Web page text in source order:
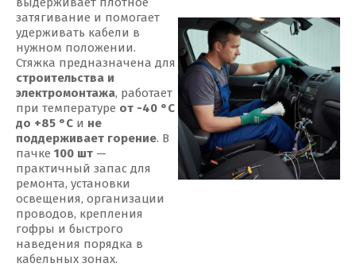
затягивание и помогает
удерживать кабели в
нужном положении.
Стяжка предназначена для
строительства и
электромонтажа, работает
при температуре от -40 °С
до +85 °С и не
поддерживает горение. В
пачке 100 шт —
практичный запас для
ремонта, установки
освещения, организации
проводов, крепления
гофры и быстрого
наведения порядка в
кабельных зонах.